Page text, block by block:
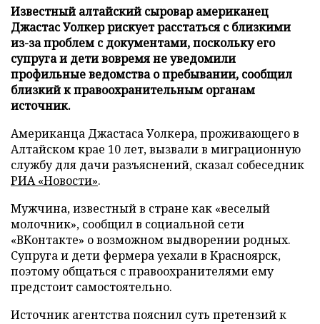
Известный алтайский сыровар американец
Джастас Уолкер рискует расстаться с близкими
из-за проблем с документами, поскольку его
супруга и дети вовремя не уведомили
профильные ведомства о пребывании, сообщил
близкий к правоохранительным органам
источник.
Американца Джастаса Уолкера, проживающего в
Алтайском крае 10 лет, вызвали в миграционную
службу для дачи разъяснений, сказал собеседник
РИА «Новости».
Мужчина, известный в стране как «веселый
молочник», сообщил в социальной сети
«ВКонтакте» о возможном выдворении родных.
Супруга и дети фермера уехали в Красноярск,
поэтому общаться с правоохранителями ему
предстоит самостоятельно.
Источник агентства пояснил суть претензий к